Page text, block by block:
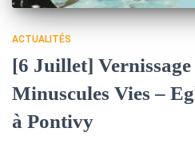
ACTUALITÉS
[6 Juillet] Vernissage
Minuscules Vies –
à Pontivy